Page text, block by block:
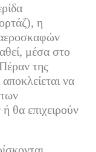
η
μέσα στο
της
να
θα επιχειρούν